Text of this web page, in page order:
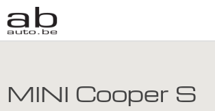
MINI Cooper S